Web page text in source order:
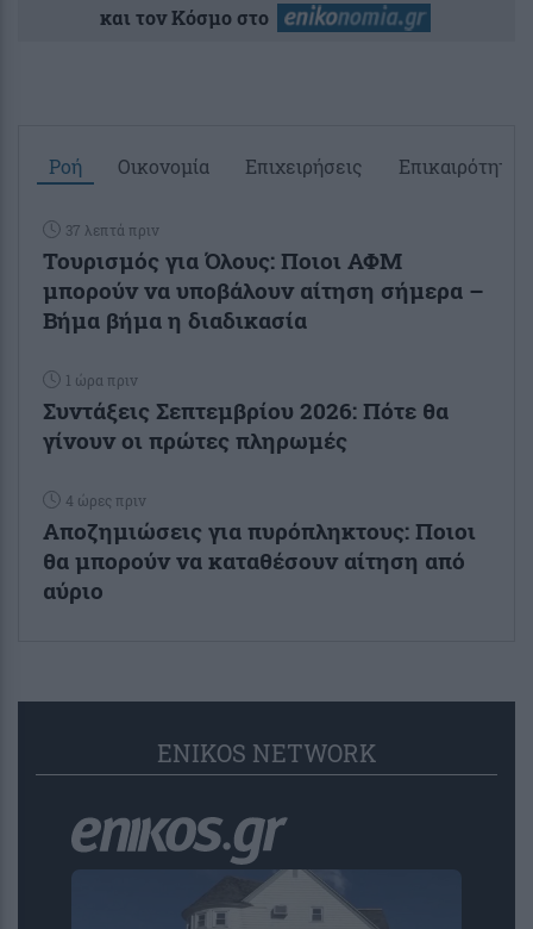
και τον Κόσμο στο
Ροή Οικονομία Επιχειρήσεις Επικαιρότητα
37 λεπτά πριν
Τουρισμός για Όλους: Ποιοι ΑΦΜ
μπορούν να υποβάλουν αίτηση σήμερα –
Βήμα βήμα η διαδικασία
1 ώρα πριν
Συντάξεις Σεπτεμβρίου 2026: Πότε θα
γίνουν οι πρώτες πληρωμές
4 ώρες πριν
Αποζημιώσεις για πυρόπληκτους: Ποιοι
θα μπορούν να καταθέσουν αίτηση από
αύριο
ENIKOS NETWORK